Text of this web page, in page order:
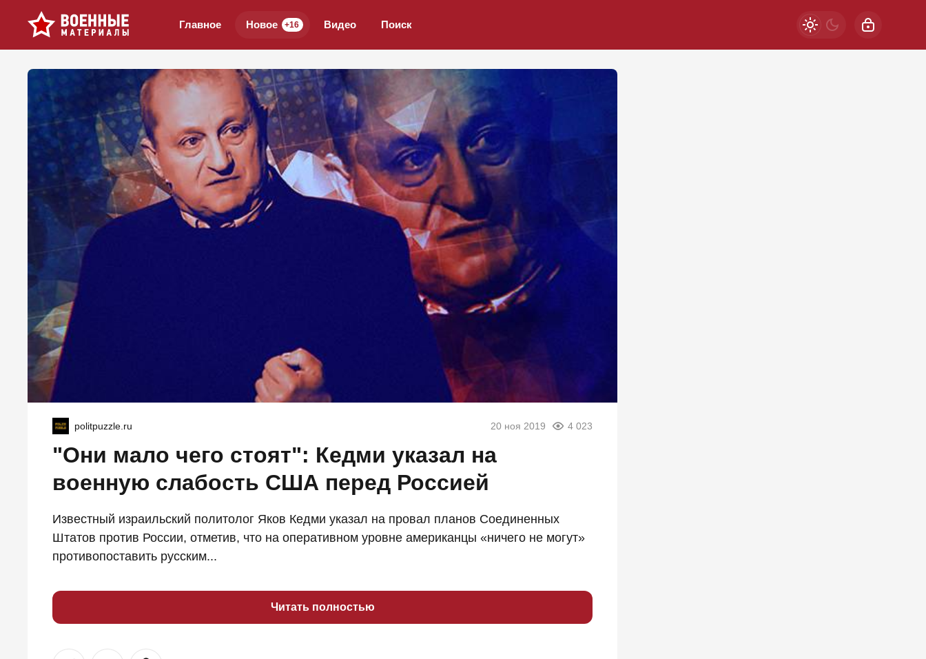
Главное Новое +16 Видео Поиск
politpuzzle.ru 20 ноя 2019 4 023
"Они мало чего стоят": Кедми указал на
военную слабость США перед Россией
Известный израильский политолог Яков Кедми указал на провал планов Соединенных
Штатов против России, отметив, что на оперативном уровне американцы «ничего не могут»
противопоставить русским...
Читать полностью